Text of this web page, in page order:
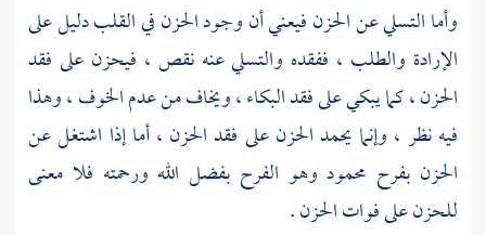
وأما التسلي عن الحزن فيعني أن وجود الحزن في القلب دليل على
الإرادة والطلب ، ففقده والتسلي عنه نقص ، فيحزن على فقد
الحزن ، كما يبكي على فقد البكاء ، ويخاف من عدم الخوف ، وهذا
فيه نظر ، وإنما يحمد الحزن على فقد الحزن ، أما إذا اشتغل عن
الحزن بفرح محمود وهو الفرح بفضل الله ورحمته فلا معنى
للحزن على فوات الحزن .